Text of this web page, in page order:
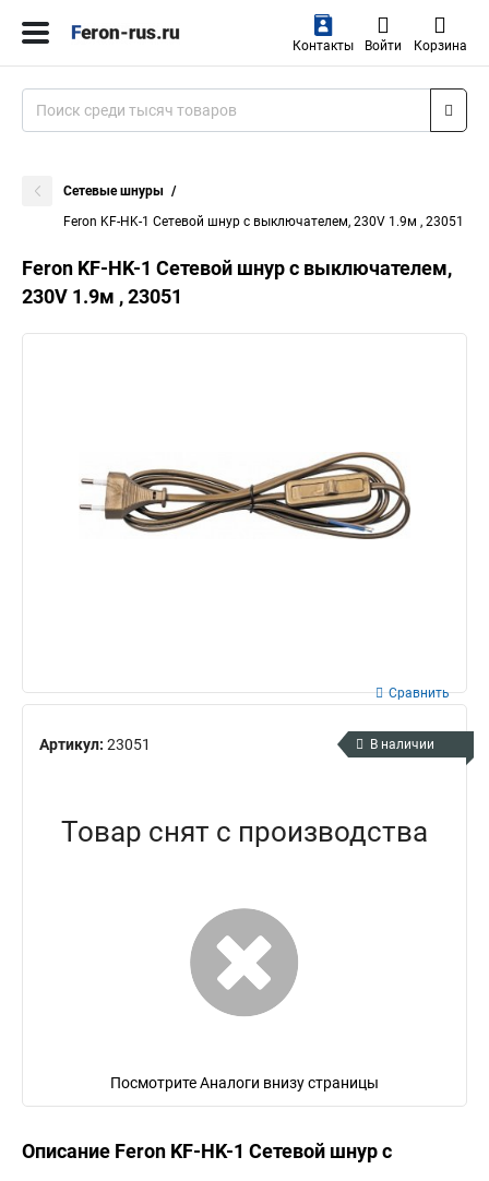
Контакты Войти Корзина
Сетевые шнуры
Feron KF-HK-1 Сетевой шнур с выключателем, 230V 1.9м , 23051
Feron KF-HK-1 Сетевой шнур с выключателем,
230V 1.9м , 23051
Артикул: 23051
Сравнить
В наличии
Товар снят с производства
Посмотрите Аналоги внизу страницы
Описание Feron KF-HK-1 Сетевой шнур с